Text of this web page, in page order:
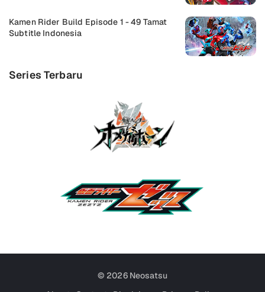
Kamen Rider Build Episode 1 - 49 Tamat
Subtitle Indonesia
Series Terbaru
© 2026 Neosatsu